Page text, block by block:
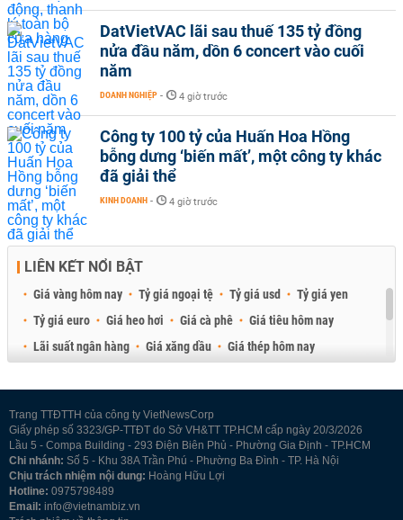
DatVietVAC lãi sau thuế 135 tỷ đồng
nửa đầu năm, dồn 6 concert vào cuối
năm
DOANH NGHIỆP - 4 giờ trước
Công ty 100 tỷ của Huấn Hoa Hồng
bỗng dưng ‘biến mất’, một công ty khác
đã giải thể
KINH DOANH - 4 giờ trước
LIÊN KẾT NỔI BẬT
Giá vàng hôm nay Tỷ giá ngoại tệ Tỷ giá usd
Tỷ giá yen
Tỷ giá euro
Giá heo hơi Giá cà phê
Giá tiêu hôm nay
Lãi suất ngân hàng
Giá xăng dầu
Giá thép hôm nay
Trang TTĐTTH của công ty VietNewsCorp
Giấy phép số 3323/GP-TTĐT do Sở VH&TT TP.HCM cấp ngày 20/3/2026
Lầu 5 - Compa Building - 293 Điện Biên Phủ - Phường Gia Định - TP.HCM
Chi nhánh: Số 5 - Khu 38A Trần Phú - Phường Ba Đình - TP. Hà Nội
Chịu trách nhiệm nội dung: Hoàng Hữu Lợi
Hotline: 0975798489
Email: info@vietnambiz.vn